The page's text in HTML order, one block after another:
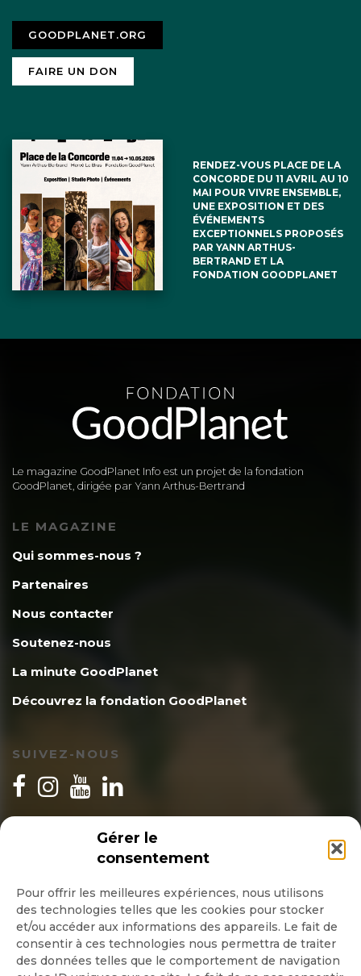
Gérer le
consentement
Pour offrir les meilleures expériences, nous utilisons
des technologies telles que les cookies pour stocker
et/ou accéder aux informations des appareils. Le fait de
consentir à ces technologies nous permettra de traiter
des données telles que le comportement de navigation
GOODPLANET.ORG
FAIRE UN DON
RENDEZ-VOUS PLACE DE LA
CONCORDE DU 11 AVRIL AU 10
MAI POUR VIVRE ENSEMBLE,
UNE EXPOSITION ET DES
ÉVÉNEMENTS
EXCEPTIONNELS PROPOSÉS
PAR YANN ARTHUS-
BERTRAND ET LA
FONDATION GOODPLANET
Le magazine GoodPlanet Info est un projet de la fondation
GoodPlanet, dirigée par Yann Arthus-Bertrand
LE MAGAZINE
Qui sommes-nous ?
Partenaires
Nous contacter
Soutenez-nous
La minute GoodPlanet
Découvrez la fondation GoodPlanet
SUIVEZ-NOUS
INSCRIPTION NEWSLETTER
Quotidienne
Hebdo